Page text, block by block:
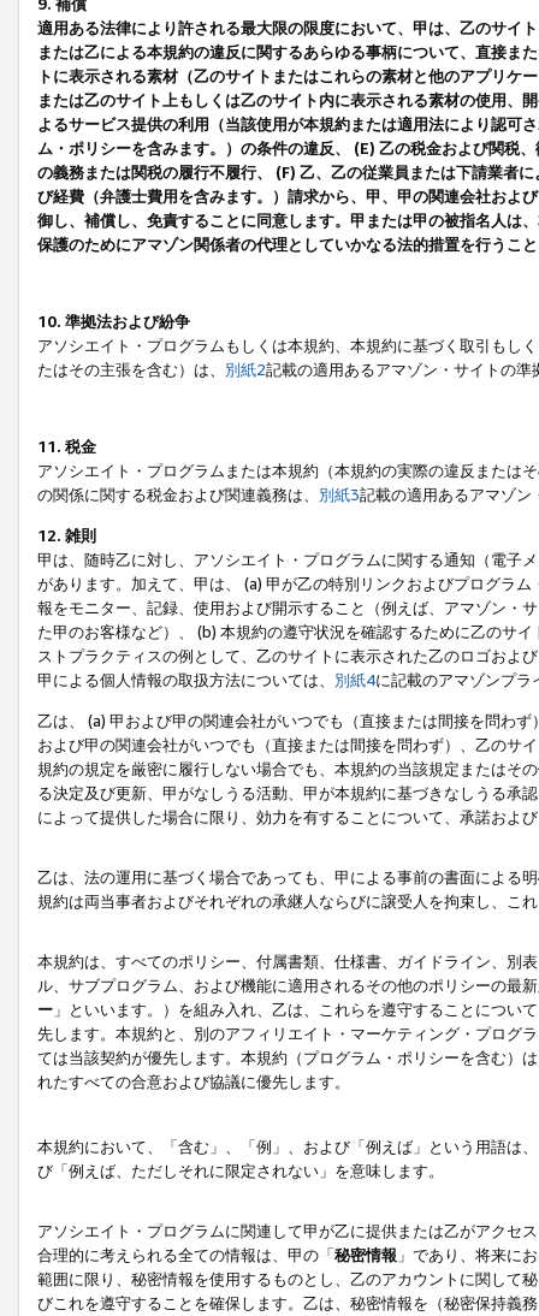
9. 補償
適用ある法律により許される最大限の限度において、甲は、乙のサイ
または乙による本規約の違反に関するあらゆる事柄について、直接ま
トに表示される素材（乙のサイトまたはこれらの素材と他のアプリ
または乙のサイト上もしくは乙のサイト内に表示される素材の使用、
よるサービス提供の利用（当該使用が本規約または適用法により認可
ム・ポリシーを含みます。）の条件の違反、 (E) 乙の税金および関税
の義務または関税の履行不履行、 (F) 乙、乙の従業員または下請業者
び経費（弁護士費用を含みます。）請求から、甲、甲の関連会社およ
御し、補償し、免責することに同意します。甲または甲の被指名人は
保護のためにアマゾン関係者の代理としていかなる法的措置を行うこ
10. 準拠法および紛争
アソシエイト・プログラムもしくは本規約、本規約に基づく取引もし
たはその主張を含む）は、 別紙2記載の適用あるアマゾン・サイトの
11. 税金
アソシエイト・プログラムまたは本規約（本規約の実際の違反または
の関係に関する税金および関連義務は、 別紙3記載の適用あるアマゾン
12. 雑則
甲は、随時乙に対し、アソシエイト・プログラムに関する通知（電子
があります。加えて、甲は、 (a) 甲が乙の特別リンクおよびプログラ
報をモニター、記録、使用および開示すること（例えば、アマゾン・
た甲のお客様など）、 (b) 本規約の遵守状況を確認するために乙のサ
ストプラクティスの例として、乙のサイトに表示された乙のロゴおよ
甲による個人情報の取扱方法については、 別紙4に記載のアマゾンプ
乙は、 (a) 甲および甲の関連会社がいつでも（直接または間接を問わ
および甲の関連会社がいつでも（直接または間接を問わず）、乙のサ
規約の規定を厳密に履行しない場合でも、本規約の当該規定またはそ
る決定及び更新、甲がなしうる活動、甲が本規約に基づきなしうる承
によって提供した場合に限り、効力を有することについて、承諾およ
乙は、法の運用に基づく場合であっても、甲による事前の書面による
規約は両当事者およびそれぞれの承継人ならびに譲受人を拘束し、こ
本規約は、すべてのポリシー、付属書類、仕様書、ガイドライン、別
ル、サブプログラム、および機能に適用されるその他のポリシーの最
ー 」といいます。）を組み入れ、乙は、これらを遵守することにつ
先します。本規約と、別のアフィリエイト・マーケティング・プログ
ては当該契約が優先します。本規約（プログラム・ポリシーを含む）
れたすべての合意および協議に優先します。
本規約において、「含む」、「例」、および「例えば」という用語は
び「例えば、ただしそれに限定されない」を意味します。
アソシエイト・プログラムに関連して甲が乙に提供または乙がアクセ
合理的に考えられる全ての情報は、甲の「秘密情報 」であり、将来に
範囲に限り、秘密情報を使用するものとし、乙のアカウントに関して
びこれを遵守することを確保します。乙は、秘密情報を（秘密保持義